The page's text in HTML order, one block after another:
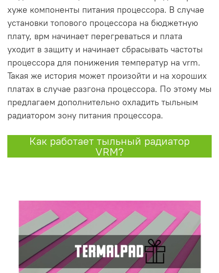
хуже компоненты питания процессора. В случае
установки топового процессора на бюджетную
плату, врм начинает перегреваться и плата
уходит в защиту и начинает сбрасывать частоты
процессора для понижения температур на vrm.
Такая же история может произойти и на хороших
платах в случае разгона процессора. По этому мы
предлагаем дополнительно охладить тыльным
радиатором зону питания процессора.
Как работает тыльный радиатор
VRM?